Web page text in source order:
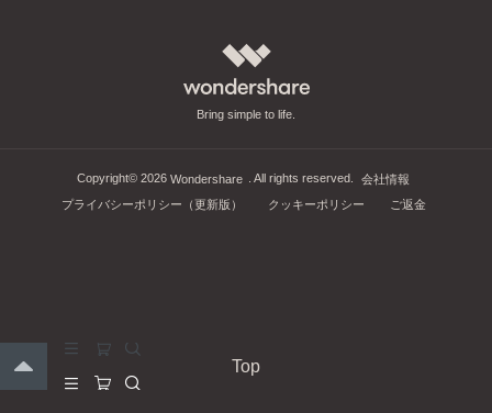
Bring simple to life.
Copyright© 2026 Wondershare . All rights reserved.
会社情報
プライバシーポリシー（更新版）
クッキーポリシー ご返金
Top